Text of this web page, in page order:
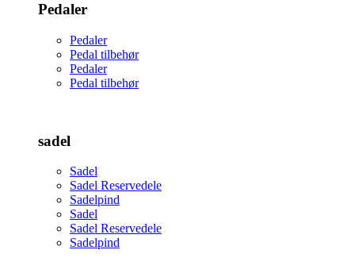
Pedaler
Pedaler
Pedal tilbehør
Pedaler
Pedal tilbehør
sadel
Sadel
Sadel Reservedele
Sadelpind
Sadel
Sadel Reservedele
Sadelpind